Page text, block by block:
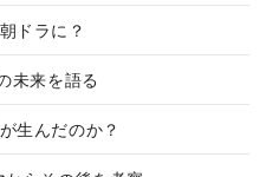
ドラに？
未来を語る
が生んだのか？